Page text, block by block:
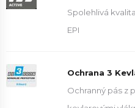
Spolehlivá
EPI
Ochrana 3
Ochranný pás z